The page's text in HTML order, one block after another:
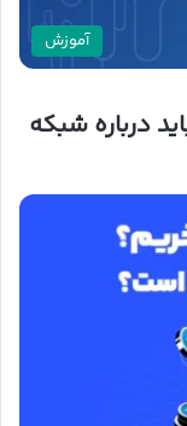
آموزش
درباره شبکه